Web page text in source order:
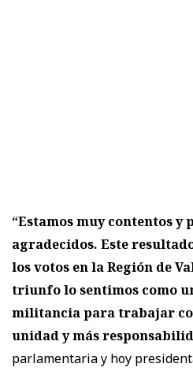
“Estamos muy contentos
agradecidos. Este
los votos en la Región de
triunfo lo sentimos como
militancia para trabajar
unidad y más
parlamentaria y hoy